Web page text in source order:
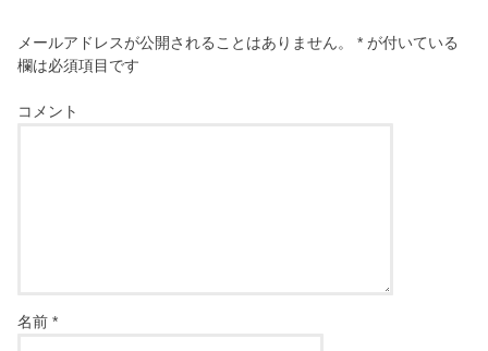
メールアドレスが公開されることはありません。 * が付いている
欄は必須項目です
コメント
名前*